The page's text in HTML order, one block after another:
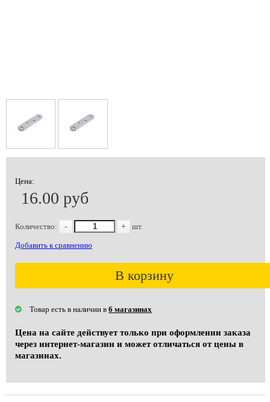
Цена:
16.00 руб
Количество: - + шт.
Добавить к сравнению
В корзину
Товар есть в наличии в 6 магазинах
Цена на сайте действует только при оформлении заказа
через интернет-магазин и может отличаться от цены в
магазинах.